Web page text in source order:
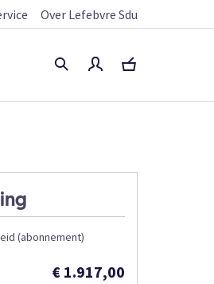
Over Lefebvre Sdu
(abonnement)
€ 1.917,00